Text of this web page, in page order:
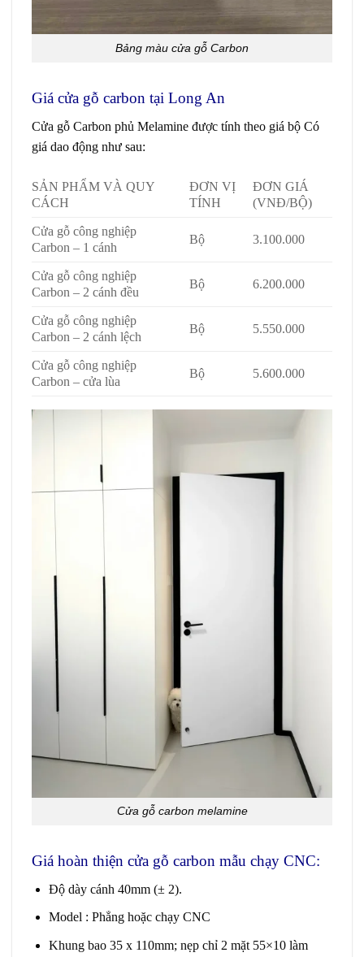
Bảng màu cửa gỗ Carbon
Giá cửa gỗ carbon tại Long An
Cửa gỗ Carbon phủ Melamine được tính theo giá bộ Có
giá dao động như sau:
SẢN PHẨM VÀ QUY
CÁCH
ĐƠN VỊ
TÍNH
ĐƠN GIÁ
(VNĐ/BỘ)
Cửa gỗ công nghiệp
Carbon – 1 cánh
Bộ 3.100.000
Cửa gỗ công nghiệp
Carbon – 2 cánh đều
Bộ 6.200.000
Cửa gỗ công nghiệp
Carbon – 2 cánh lệch
Bộ 5.550.000
Cửa gỗ công nghiệp
Carbon – cửa lùa
Bộ 5.600.000
Cửa gỗ carbon melamine
Giá hoàn thiện cửa gỗ carbon mẫu chạy CNC:
Độ dày cánh 40mm (± 2).
Model : Phẳng hoặc chạy CNC
Khung bao 35 x 110mm; nẹp chỉ 2 mặt 55×10 làm